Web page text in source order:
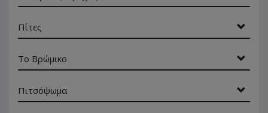
Πίτες
To Βρώμικο
Πιτσόψωμα